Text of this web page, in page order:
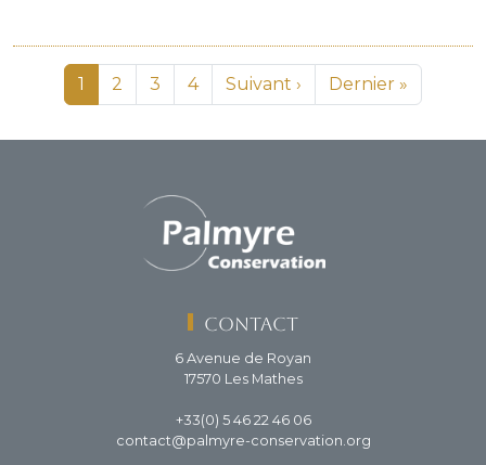
Pagination
Page
1 Page
2 Page
3 Page
4 Page suivante
Suivant › Dernière page
Dernier »
Contact
6 Avenue de Royan
17570 Les Mathes
+33(0) 5 46 22 46 06
contact@palmyre-conservation.org